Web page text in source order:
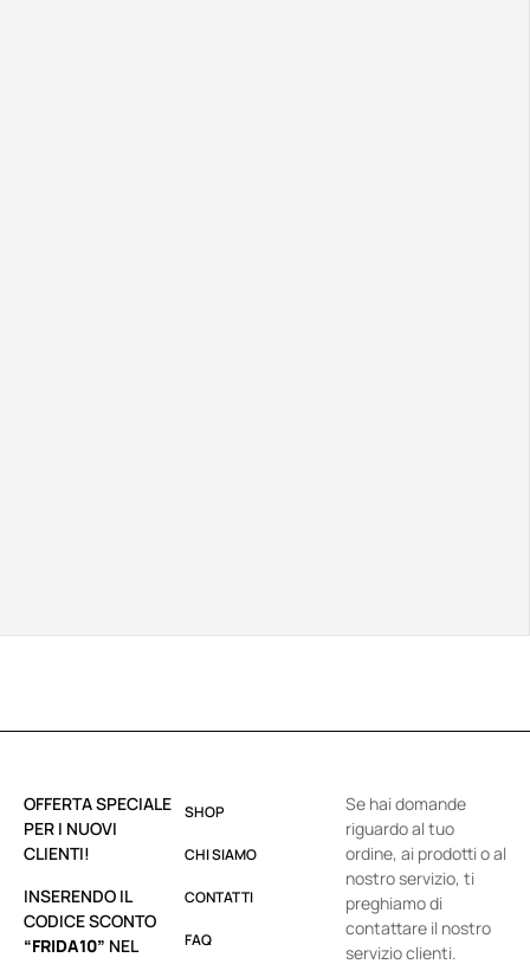
OFFERTA SPECIALE
PER I NUOVI
CLIENTI!
INSERENDO IL
CODICE SCONTO
“FRIDA10” NEL
SHOP
CHI SIAMO
CONTATTI
FAQ
Se hai domande
riguardo al tuo
ordine, ai prodotti o al
nostro servizio, ti
preghiamo di
contattare il nostro
servizio clienti.